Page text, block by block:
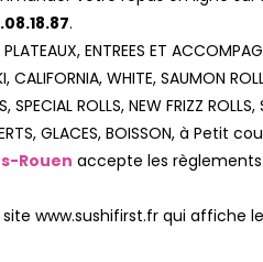
.
ENTREES ET
WHITE, SAUMON
ROLLS, NEW FRIZZ
GLACES, BOISSON, à
Rouen accepte les
www.sushifirst.fr qui affiche